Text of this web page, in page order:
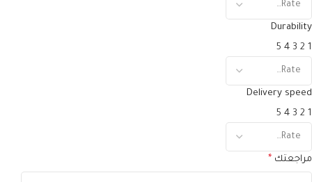
Durability
1
2
3
4
5
Delivery speed
1
2
3
4
5
مراجعتك *